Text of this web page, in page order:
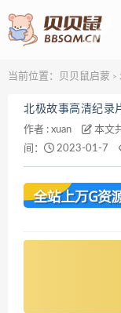
当前位置： 贝贝鼠启蒙 >
北极故事高清纪录
作者 : xuan 本文
间：
2023-01-7